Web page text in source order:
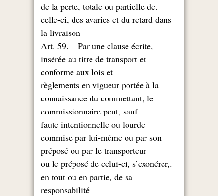
.de la perte, totale ou partielle de
celle-ci, des avaries et du retard dans
la livraison
Art. 59. – Par une clause écrite,
insérée au titre de transport et
conforme aux lois et
règlements en vigueur portée à la
connaissance du commettant, le
commissionnaire peut, sauf
faute intentionnelle ou lourde
commise par lui-même ou par son
préposé ou par le transporteur
.ou le préposé de celui-ci, s’exonérer,
en tout ou en partie, de sa
responsabilité